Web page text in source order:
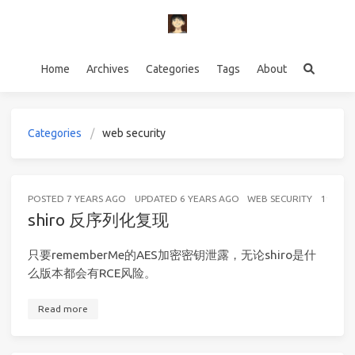
Home Archives Categories Tags About
Categories web security
POSTED 7 YEARS AGO UPDATED 6 YEARS AGO WEB SECURITY 19
shiro 反序列化复现
只要rememberMe的AES加密密钥泄露，无论shiro是什
么版本都会有RCE风险。
Read more